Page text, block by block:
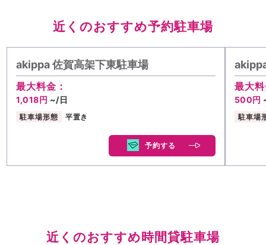
近くのおすすめ予約駐車場
akippa 佐賀高架下東駐車場
最大料金：
1,018円 ~/日
駐車場形態 平置き
予約する
最大
500円
駐車場
近くのおすすめ時間貸駐車場